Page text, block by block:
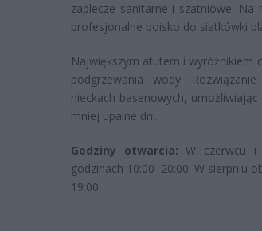
zaplecze sanitarne i szatniowe. Na
profesjonalne boisko do siatkówki
Największym atutem i wyróżnikiem
podgrzewania wody.
nieckach basenowych,
mniej upalne dni.
Godziny otwarcia: W czerwcu i
godzinach 10:00–20:00. W sierpniu
19:00.